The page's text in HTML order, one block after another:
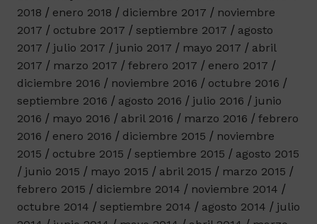
2018
enero 2018 diciembre 2017
noviembre
2017
octubre 2017 septiembre 2017
agosto
2017
julio 2017 junio 2017 mayo 2017
abril
2017
marzo 2017 febrero 2017
enero 2017
diciembre 2016
noviembre 2016
octubre 2016
septiembre 2016
agosto 2016 julio 2016
junio
2016
mayo 2016 abril 2016 marzo 2016
febrero
2016
enero 2016 diciembre 2015
noviembre
2015
octubre 2015 septiembre 2015
agosto 2015
junio 2015
mayo 2015 abril 2015
marzo 2015
febrero 2015
diciembre 2014
noviembre 2014
octubre 2014
septiembre 2014 agosto 2014
julio